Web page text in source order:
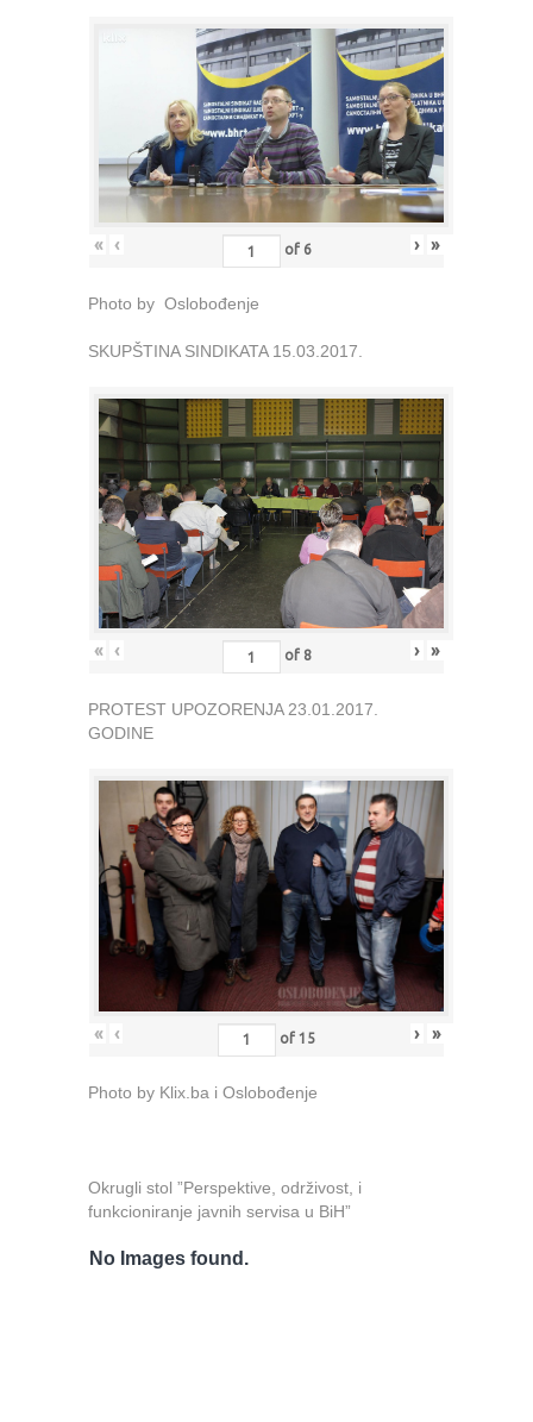
« ‹ of 6 › »
Photo by Oslobođenje
SKUPŠTINA SINDIKATA 15.03.2017.
« ‹ of 8 › »
PROTEST UPOZORENJA 23.01.2017.
GODINE
« ‹ of 15 › »
Photo by Klix.ba i Oslobođenje
Okrugli stol ”Perspektive, održivost, i
funkcioniranje javnih servisa u BiH”
No Images found.